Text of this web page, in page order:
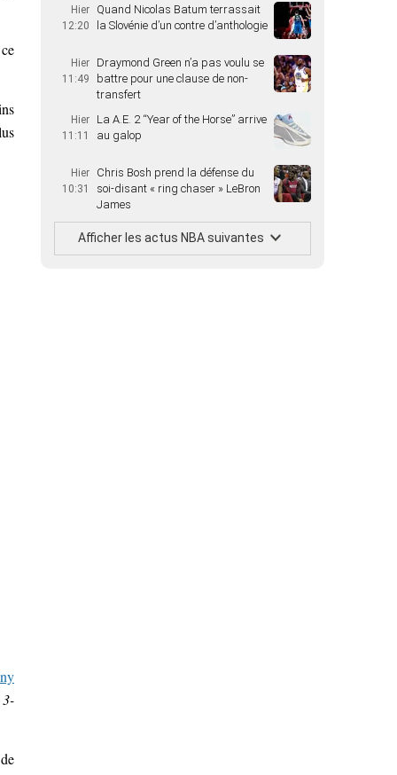
Hier
12:20
Quand Nicolas Batum terrassait
la Slovénie d’un contre d’anthologie
Hier
11:49
Draymond Green n’a pas voulu se
battre pour une clause de non-
transfert
Hier
11:11
La A.E. 2 “Year of the Horse” arrive
au galop
Hier
10:31
Chris Bosh prend la défense du
soi-disant « ring chaser » LeBron
James
Afficher les actus NBA suivantes